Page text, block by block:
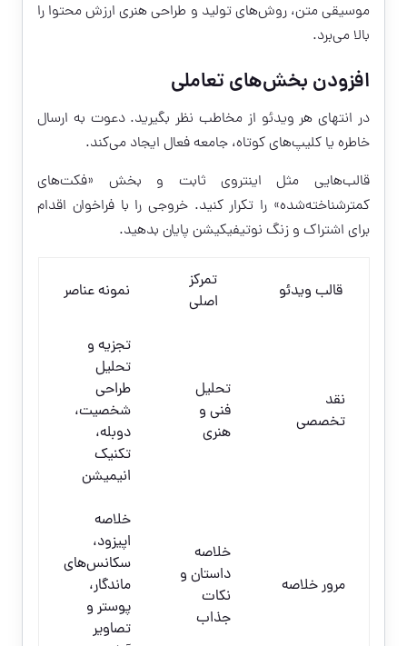
موسیقی متن، روش‌های تولید و طراحی هنری ارزش محتوا را
بالا می‌برد.
افزودن بخش‌های تعاملی
در انتهای هر ویدئو از مخاطب نظر بگیرید. دعوت به ارسال
خاطره یا کلیپ‌های کوتاه، جامعه فعال ایجاد می‌کند.
قالب‌هایی مثل اینتروی ثابت و بخش «فکت‌های
کمترشناخته‌شده» را تکرار کنید. خروجی را با فراخوان اقدام
برای اشتراک و زنگ نوتیفیکیشن پایان بدهید.
قالب ویدئو
تمرکز
اصلی
نمونه عناصر
نقد
تخصصی
تحلیل
فنی و
هنری
تجزیه و
تحلیل
طراحی
شخصیت،
دوبله،
تکنیک
انیمیشن
مرور خلاصه
خلاصه
داستان و
نکات
جذاب
خلاصه
اپیزود،
سکانس‌های
ماندگار،
پوستر و
تصاویر